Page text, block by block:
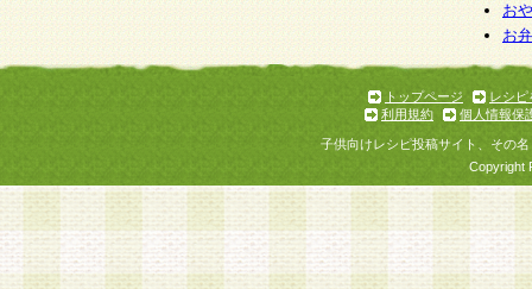
お
お
トップページ
レシピ
利用規約
個人情報保
子供向けレシピ投稿サイト、その
Copyright